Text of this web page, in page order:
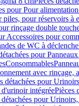
pour Pour
pour réservoirs à
rinçage double
Accessoires pour
de WC à
pour
Consommables
avec rinçage,
détachées pour
intégréePièces
détachées pour